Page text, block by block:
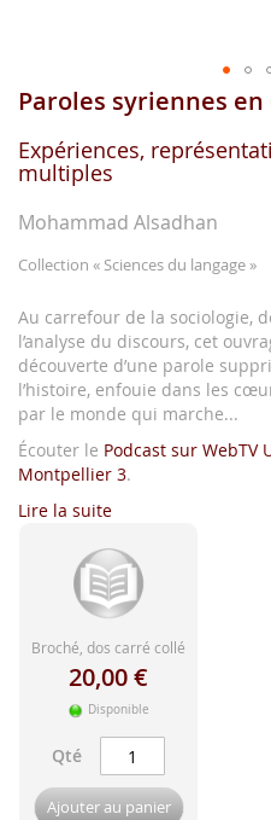
Aller
début
de
gallerie
Paroles syriennes en
Expériences,
multiples
Mohammad Alsadhan
Collection « Sciences du langage »
Au carrefour de la sociologie,
l’analyse du discours, cet
découverte d’une parole
l’histoire, enfouie dans les
par le monde qui marche...
Écouter le Podcast sur WebTV
Montpellier 3.
Lire la suite
Broché, dos carré collé
20,00 €
Disponible
Qté
Ajouter au panier